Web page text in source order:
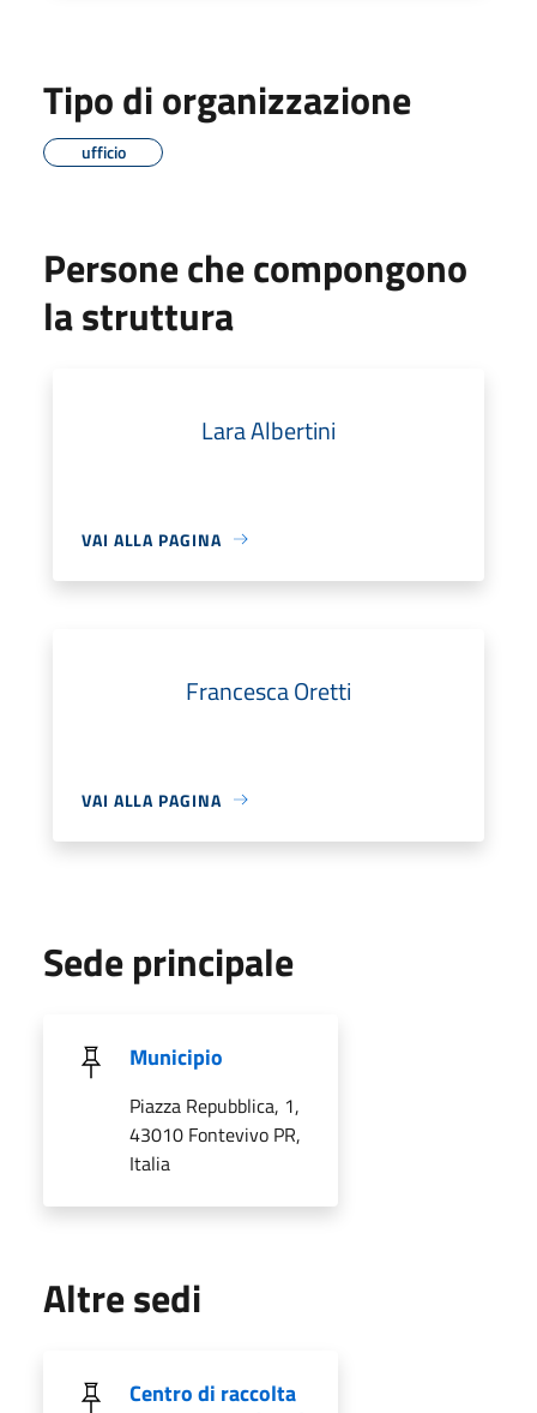
Tipo di organizzazione
ufficio
Persone che compongono
la struttura
Lara Albertini
VAI ALLA PAGINA
Francesca Oretti
VAI ALLA PAGINA
Sede principale
Municipio
Piazza Repubblica, 1,
43010 Fontevivo PR,
Italia
Altre sedi
Centro di raccolta